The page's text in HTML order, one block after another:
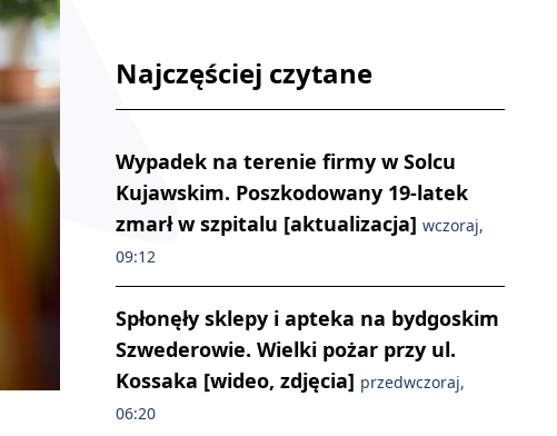
Najczęściej czytane
Wypadek na terenie firmy w Solcu
Kujawskim. Poszkodowany 19-latek
zmarł w szpitalu [aktualizacja] wczoraj,
09:12
Spłonęły sklepy i apteka na bydgoskim
Szwederowie. Wielki pożar przy ul.
Kossaka [wideo, zdjęcia] przedwczoraj,
06:20